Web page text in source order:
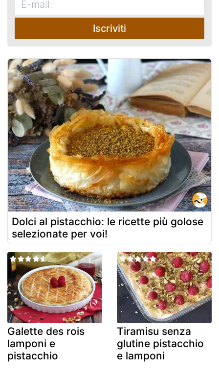
Iscriviti
Dolci al pistacchio: le ricette più golose
selezionate per voi!
Galette des rois
lamponi e
pistacchio
Tiramisu senza
glutine pistacchio
e lamponi